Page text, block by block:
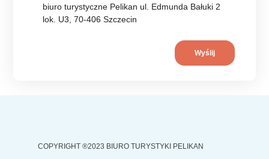
biuro turystyczne Pelikan ul. Edmunda Bałuki 2
lok. U3, 70-406 Szczecin
COPYRIGHT ®2023 BIURO TURYSTYKI PELIKAN